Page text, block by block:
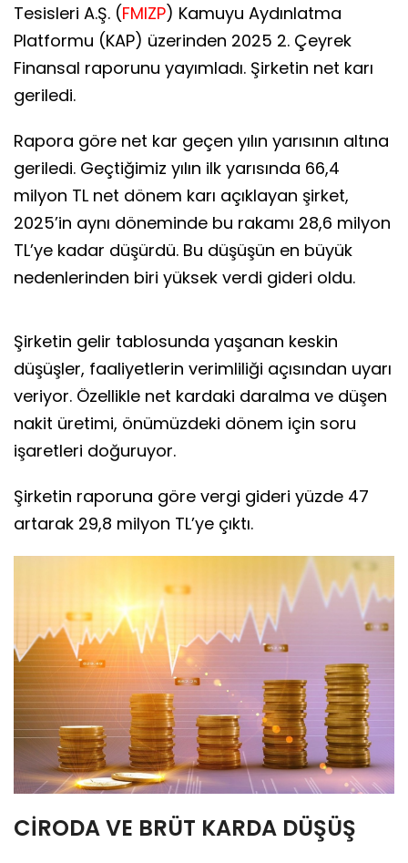
Tesisleri A.Ş. (FMIZP) Kamuyu Aydınlatma
Platformu (KAP) üzerinden 2025 2. Çeyrek
Finansal raporunu yayımladı. Şirketin net karı
geriledi.
Rapora göre net kar geçen yılın yarısının altına
geriledi. Geçtiğimiz yılın ilk yarısında 66,4
milyon TL net dönem karı açıklayan şirket,
2025’in aynı döneminde bu rakamı 28,6 milyon
TL’ye kadar düşürdü. Bu düşüşün en büyük
nedenlerinden biri yüksek verdi gideri oldu.
Şirketin gelir tablosunda yaşanan keskin
düşüşler, faaliyetlerin verimliliği açısından uyarı
veriyor. Özellikle net kardaki daralma ve düşen
nakit üretimi, önümüzdeki dönem için soru
işaretleri doğuruyor.
Şirketin raporuna göre vergi gideri yüzde 47
artarak 29,8 milyon TL’ye çıktı.
CİRODA VE BRÜT KARDA DÜŞÜŞ